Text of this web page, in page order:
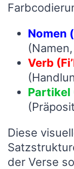
Nomen
Verb
Partikel
Diese
der Verse